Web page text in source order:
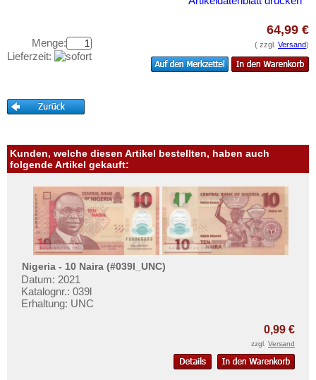
Guyana
Haiti
Jamaica
Kanada
Kolumbien
Kuba
Martinique
Mexiko
Montserrat
Nicaragua
Niederländische Antillen
Kataloge
Kontakt
Preislisten
Ankauf
Erhaltungsgrade
Gratisbanknoten
FAQ
Privatsphäre und Datenschutz
Menge:
Lieferzeit:
64,99 €
( zzgl. Versand)
Kunden, welche diesen Artikel bestellten, haben auch
folgende Artikel gekauft:
Nigeria - 10 Naira (#039l_UNC)
Datum: 2021
Katalognr.: 039l
Erhaltung: UNC
0,99 €
zzgl. Versand